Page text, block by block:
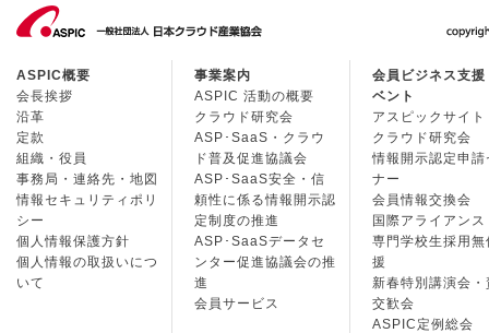
ASPIC概要
会長挨拶
沿革
定款
組織・役員
事務局・連絡先・地図
情報セキュリティポリ
シー
個人情報保護方針
個人情報の取扱いにつ
いて
事業案内
ASPIC 活動の概要
クラウド研究会
ASP･SaaS・クラウ
ド普及促進協議会
ASP･SaaS安全・信
頼性に係る情報開示認
定制度の推進
ASP･SaaSデータセ
ンター促進協議会の推
進
会員サービス
会員ビジネス支援
ベント
アスピックサイト
クラウド研究会
情報開示認定申請
ナー
会員情報交換会
国際アライアンス
専門学校生採用無
援
新春特別講演会・
交歓会
ASPIC定例総会